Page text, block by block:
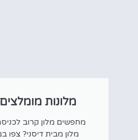
מלונות
מחפשים מלון קרוב
מלון מבית דיסני? צפו